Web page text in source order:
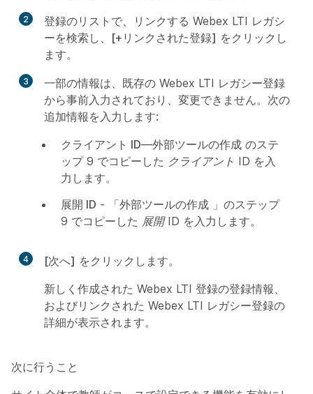
2
登録のリストで、リンクする Webex LTI レガシ
ーを検索し、 [+リンクされた登録] をクリックし
ます。
3
一部の情報は、既存の Webex LTI レガシー登録
から事前入力されており、変更できません。次の
追加情報を入力します:
クライアント ID—外部ツールの作成 のステ
ップ 9 でコピーした クライアント ID を入
力します。
展開 ID - 「外部ツールの作成 」のステップ
9 でコピーした 展開 ID を入力します。
4 [次へ] をクリックします。
新しく作成された Webex LTI 登録の登録情報、
およびリンクされた Webex LTI レガシー登録の
詳細が表示されます。
次に行うこと